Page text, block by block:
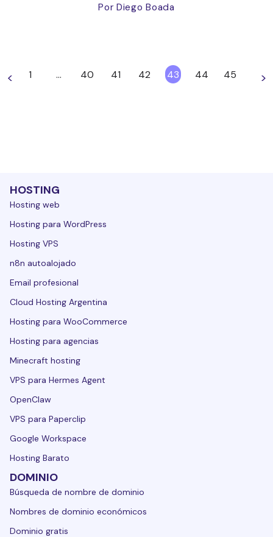
Por Diego Boada
< 1 … 40 41 42 43 44 45 >
HOSTING
Hosting web
Hosting para WordPress
Hosting VPS
n8n autoalojado
Email profesional
Cloud Hosting Argentina
Hosting para WooCommerce
Hosting para agencias
Minecraft hosting
VPS para Hermes Agent
OpenClaw
VPS para Paperclip
Google Workspace
Hosting Barato
DOMINIO
Búsqueda de nombre de dominio
Nombres de dominio económicos
Dominio gratis